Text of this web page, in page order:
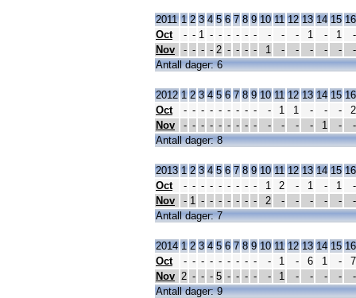
2011 1 2 3 4 5 6 7 8 9 10 11 12 13 14 15 16
Oct
- - 1 - - - - - - - - - 1 - 1
-
Nov
- - - - 2 - - - - 1 - - - - -
-
Antall dager: 6
2012 1 2 3 4 5 6 7 8 9 10 11 12 13 14 15 16
Oct
- - - - - - - - - - 1 1 - - -
2
Nov
- - - - - - - - - - - - - 1 -
-
Antall dager: 8
2013 1 2 3 4 5 6 7 8 9 10 11 12 13 14 15 16
Oct
- - - - - - - - - 1 2 - 1 - 1
-
Nov
- 1 - - - - - - - 2 - - - - -
-
Antall dager: 7
2014 1 2 3 4 5 6 7 8 9 10 11 12 13 14 15 16
Oct
- - - - - - - - - - 1 - 6 1 -
7
Nov 2 - - - 5 - - - - - 1 - - - -
-
Antall dager: 9